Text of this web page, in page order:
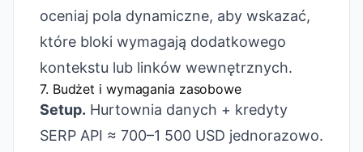
oceniaj pola dynamiczne, aby wskazać,
które bloki wymagają dodatkowego
kontekstu lub linków wewnętrznych.
7. Budżet i wymagania zasobowe
Setup. Hurtownia danych + kredyty
SERP API ≈ 700–1 500 USD jednorazowo.